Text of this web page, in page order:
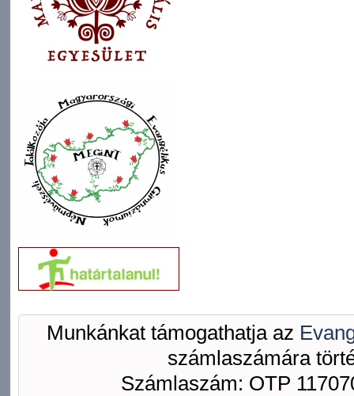
Munkánkat támogathatja az
számlaszámára
Számlaszám: OTP